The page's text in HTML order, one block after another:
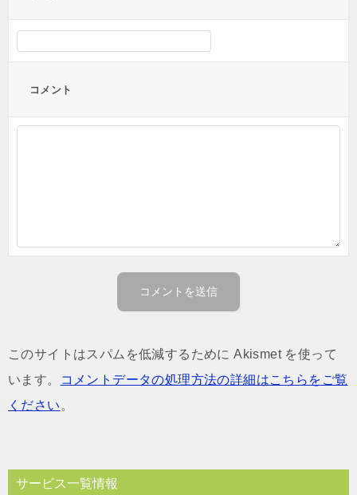
コメント
このサイトはスパムを低減するために Akismet を使って
います。
コメントデータの処理方法の詳細はこちらをご覧
ください 。
サービス一覧情報